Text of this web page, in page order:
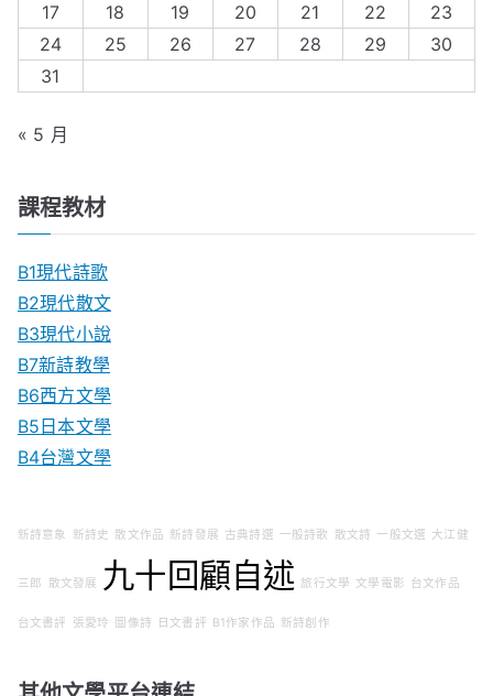
17
18 19 20 21 22
23
24
25 26 27 28 29
30
31
« 5 月
課程教材
B1現代詩歌
B2現代散文
B3現代小說
B7新詩教學
B6西方文學
B5日本文學
B4台灣文學
新詩意象 新詩史 散文作品 新詩發展 古典詩選 一般詩歌 散文詩 一般文選 大江健
三郎 散文發展 九十回顧自述 旅行文學 文學電影 台文作品
台文書評 張愛玲 圖像詩 日文書評 B1作家作品 新詩創作